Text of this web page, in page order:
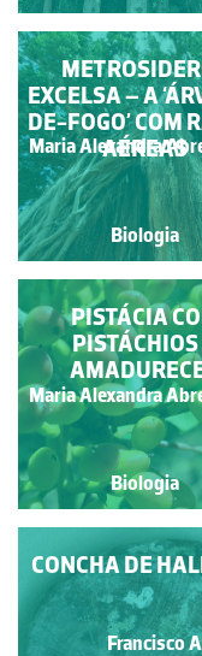
VEITCHIA
A PALMEIRA-
DE FRUTOS
VERMELHOS
BRILHANTES
Maria Alexandra
Lima
Biologia
EXCELSA – A
DE-FOGO’ COM
AÉREAS
Maria Alexandra
Biologia
FOLHAS DE
VACA
VARIEGATA)
Maria Alexandra
Lima
Biologia
CONCHA DE
Francisco
PISTÁCIA
Maria Alexandra
Biologia